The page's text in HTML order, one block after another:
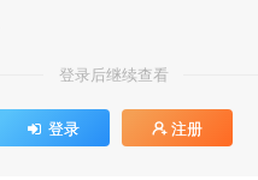
登录后继续查看
登录 注册